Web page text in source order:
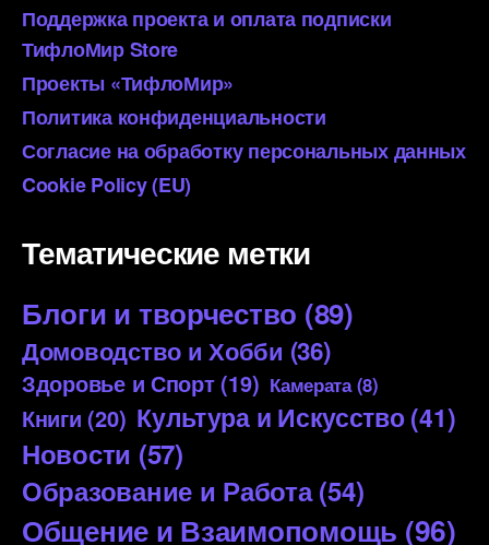
Поддержка проекта и оплата подписки
ТифлоМир Store
Проекты «ТифлоМир»
Политика конфиденциальности
Согласие на обработку персональных данных
Cookie Policy (EU)
Тематические метки
Блоги и творчество (89)
Домоводство и Хобби (36)
Здоровье и Спорт(19) Камерата(8)
Книги (20) Культура и Искусство(41)
Новости (57)
Образование и Работа(54)
Общение и Взаимопомощь (96)